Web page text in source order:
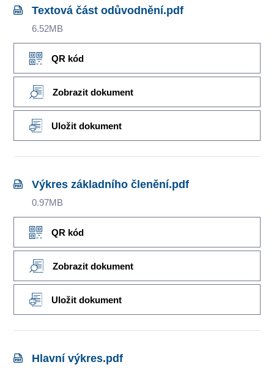
Textová část odůvodnění.pdf
6.52MB
QR kód
Zobrazit dokument
Uložit dokument
Výkres základního členění.pdf
0.97MB
QR kód
Zobrazit dokument
Uložit dokument
Hlavní výkres.pdf